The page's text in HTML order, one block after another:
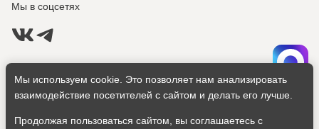
Мы в соцсетях
Политика конфиденциальности
Согласие на обработку персональных данных
Создание сайта:
Мы используем cookie. Это позволяет нам анализировать
взаимодействие посетителей с сайтом и делать его лучше.
Продолжая пользоваться сайтом, вы соглашаетесь с